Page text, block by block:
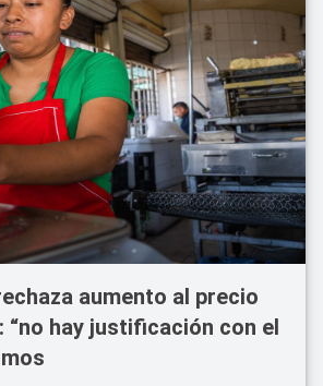
aumento al precio
“no hay justificación con el